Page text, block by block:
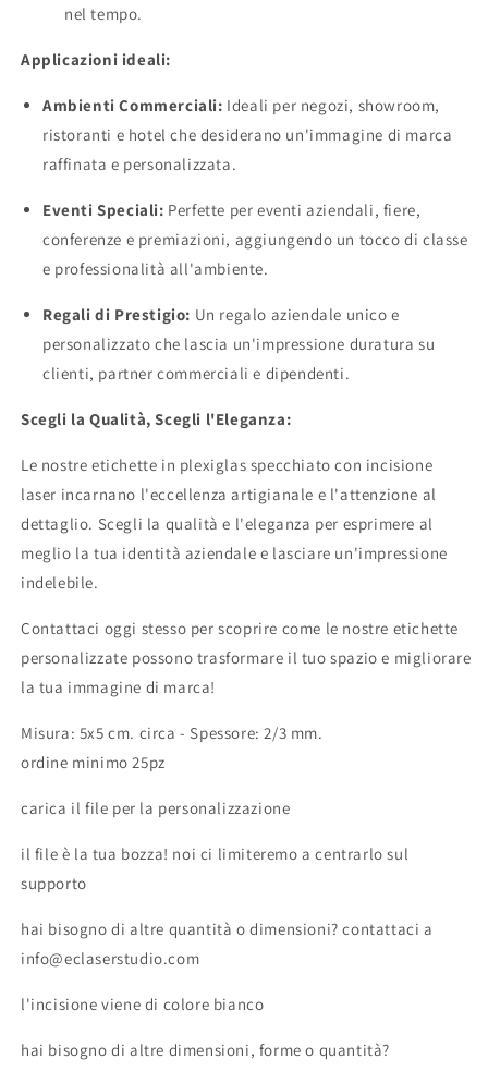
nel tempo.
Applicazioni ideali:
Ambienti Commerciali: Ideali per negozi, showroom,
ristoranti e hotel che desiderano un'immagine di marca
raffinata e personalizzata.
Eventi Speciali: Perfette per eventi aziendali, fiere,
conferenze e premiazioni, aggiungendo un tocco di classe
e professionalità all'ambiente.
Regali di Prestigio: Un regalo aziendale unico e
personalizzato che lascia un'impressione duratura su
clienti, partner commerciali e dipendenti.
Scegli la Qualità, Scegli l'Eleganza:
Le nostre etichette in plexiglas specchiato con incisione
laser incarnano l'eccellenza artigianale e l'attenzione al
dettaglio. Scegli la qualità e l'eleganza per esprimere al
meglio la tua identità aziendale e lasciare un'impressione
indelebile.
Contattaci oggi stesso per scoprire come le nostre etichette
personalizzate possono trasformare il tuo spazio e migliorare
la tua immagine di marca!
Misura: 5x5 cm. circa - Spessore: 2/3 mm.
ordine minimo 25pz
carica il file per la personalizzazione
il file è la tua bozza! noi ci limiteremo a centrarlo sul
supporto
hai bisogno di altre quantità o dimensioni? contattaci a
info@eclaserstudio.com
l'incisione viene di colore bianco
hai bisogno di altre dimensioni, forme o quantità?